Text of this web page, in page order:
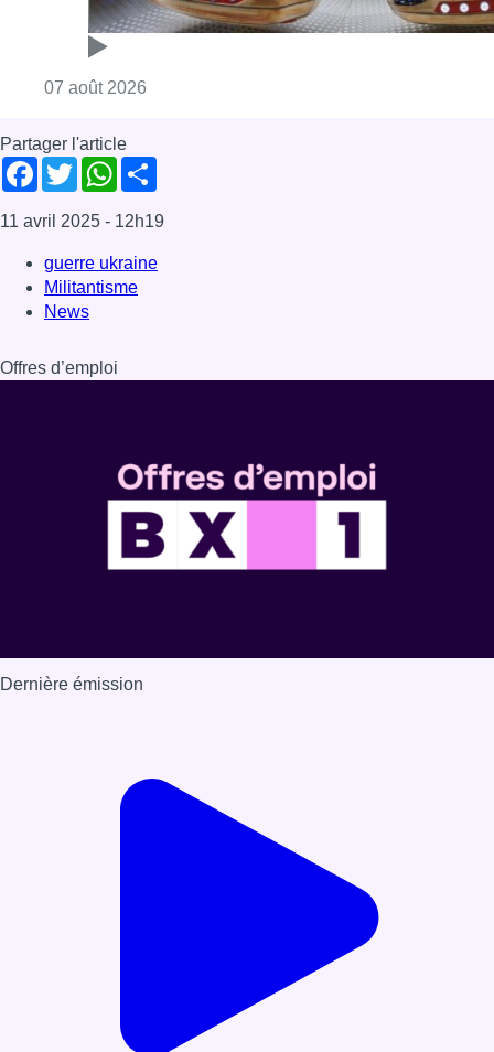
07 août 2026
Partager l'article
Facebook
TwitterWhatsApp
11 avril 2025 - 12h19
guerre ukraine
Militantisme
News
Offres d’emploi
Dernière émission